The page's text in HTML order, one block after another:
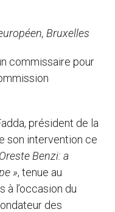
Bruxelles
commissaire pour
président de la
son intervention ce
Benzi: a
», tenue au
à l’occasion du
des